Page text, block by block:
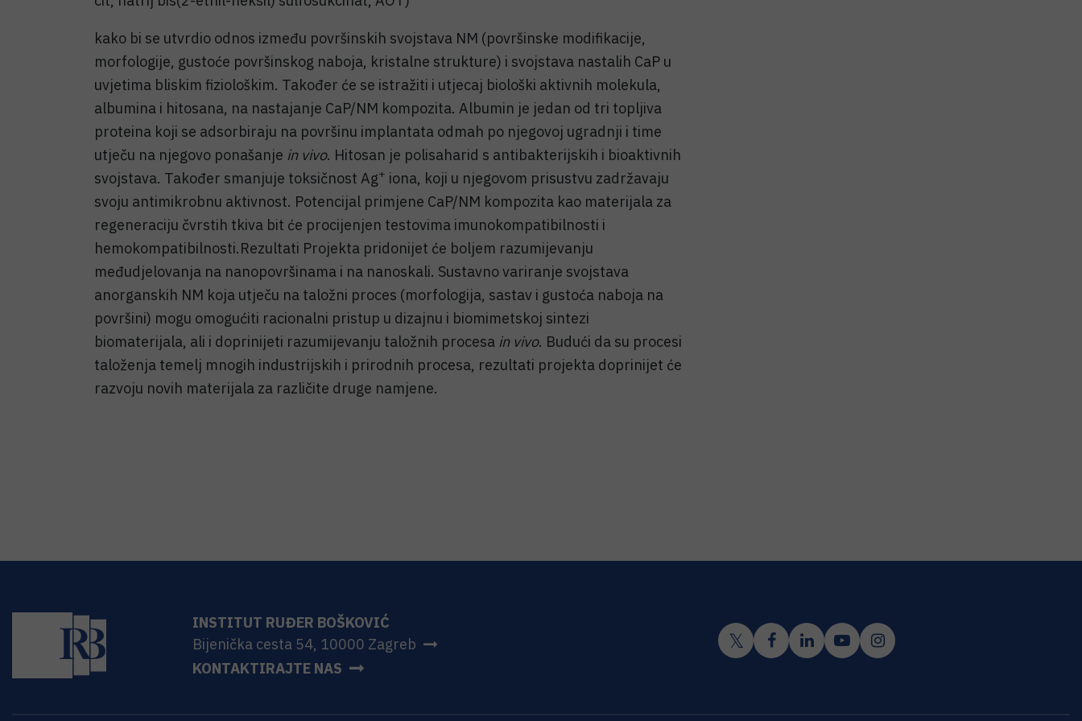
kako bi se utvrdio odnos između površinskih svojstava NM (površinske modifikacije,
morfologije, gustoće površinskog naboja, kristalne strukture) i svojstava nastalih CaP u
uvjetima bliskim fiziološkim. Također će se istražiti i utjecaj biološki aktivnih molekula,
albumina i hitosana, na nastajanje CaP/NM kompozita. Albumin je jedan od tri topljiva
proteina koji se adsorbiraju na površinu implantata odmah po njegovoj ugradnji i time
utječu na njegovo ponašanje in vivo. Hitosan je polisaharid s antibakterijskih i bioaktivnih
svojstava. Također smanjuje toksičnost Ag+ iona, koji u njegovom prisustvu zadržavaju
svoju antimikrobnu aktivnost. Potencijal primjene CaP/NM kompozita kao materijala za
regeneraciju čvrstih tkiva bit će procijenjen testovima imunokompatibilnosti i
hemokompatibilnosti.Rezultati Projekta pridonijet će boljem razumijevanju
međudjelovanja na nanopovršinama i na nanoskali. Sustavno variranje svojstava
anorganskih NM koja utječu na taložni proces (morfologija, sastav i gustoća naboja na
površini) mogu omogućiti racionalni pristup u dizajnu i biomimetskoj sintezi
biomaterijala, ali i doprinijeti razumijevanju taložnih procesa in vivo. Budući da su procesi
taloženja temelj mnogih industrijskih i prirodnih procesa, rezultati projekta doprinijet će
razvoju novih materijala za različite druge namjene.
INSTITUT RUĐER BOŠKOVIĆ
Bijenička cesta 54, 10000 Zagreb
KONTAKTIRAJTE NAS